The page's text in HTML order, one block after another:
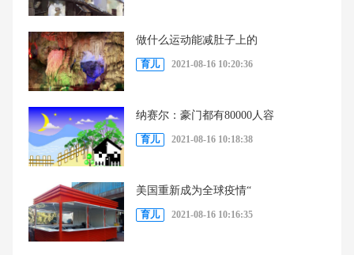
做什么运动能减肚子上的
育儿 2021-08-16 10:20:36
纳赛尔：豪门都有80000人容
育儿 2021-08-16 10:18:38
美国重新成为全球疫情“
育儿 2021-08-16 10:16:35